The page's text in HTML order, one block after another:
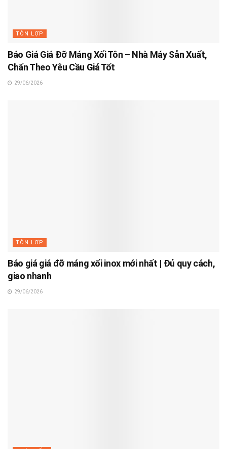
TÔN LỢP
Báo Giá Giá Đỡ Máng Xối Tôn – Nhà Máy Sản Xuất,
Chấn Theo Yêu Cầu Giá Tốt
29/06/2026
TÔN LỢP
Báo giá giá đỡ máng xối inox mới nhất | Đủ quy cách,
giao nhanh
29/06/2026